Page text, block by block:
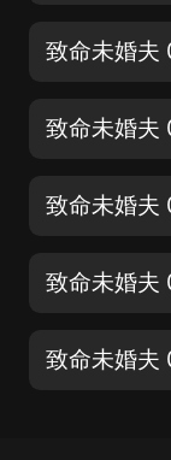
致命未婚夫
致命未婚夫
致命未婚夫
致命未婚夫